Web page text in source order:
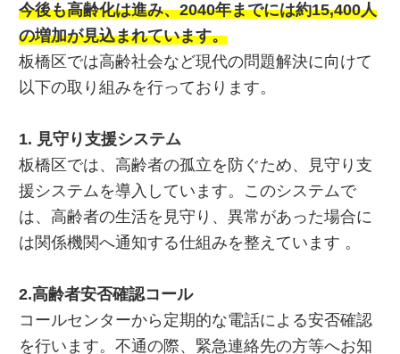
今後も高齢化は進み、2040年までには約15,400人
の増加が見込まれています。
板橋区では高齢社会など現代の問題解決に向けて
以下の取り組みを行っております。
1. 見守り支援システム
板橋区では、高齢者の孤立を防ぐため、見守り支
援システムを導入しています。このシステムで
は、高齢者の生活を見守り、異常があった場合に
は関係機関へ通知する仕組みを整えています 。
2.高齢者安否確認コール
コールセンターから定期的な電話による安否確認
を行います。不通の際、緊急連絡先の方等へお知